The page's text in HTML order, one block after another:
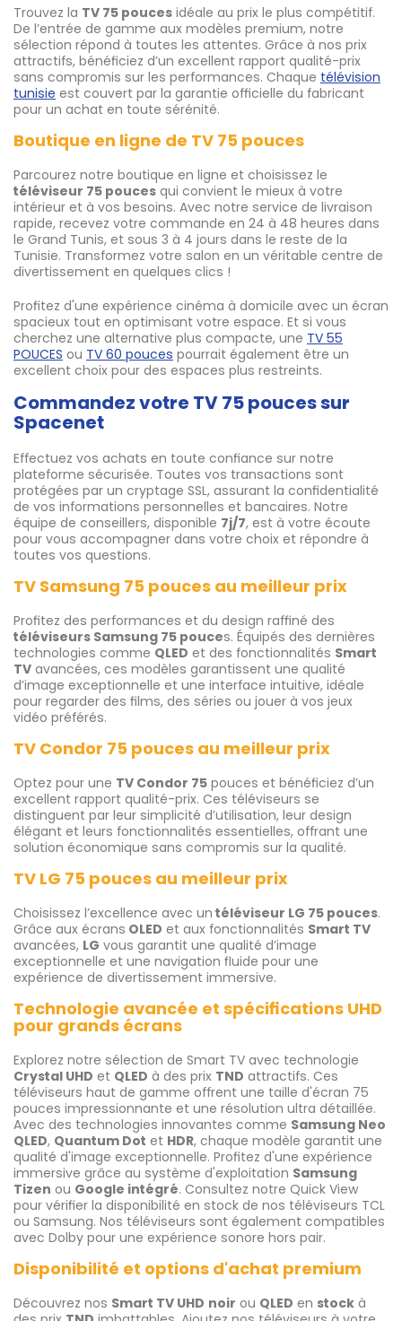
Trouvez la TV 75 pouces idéale au prix le plus compétitif.
De l’entrée de gamme aux modèles premium, notre
sélection répond à toutes les attentes. Grâce à nos prix
attractifs, bénéficiez d’un excellent rapport qualité-prix
sans compromis sur les performances. Chaque télévision
tunisie est couvert par la garantie officielle du fabricant
pour un achat en toute sérénité.
Boutique en ligne de TV 75 pouces
Parcourez notre boutique en ligne et choisissez le
téléviseur 75 pouces qui convient le mieux à votre
intérieur et à vos besoins. Avec notre service de livraison
rapide, recevez votre commande en 24 à 48 heures dans
le Grand Tunis, et sous 3 à 4 jours dans le reste de la
Tunisie. Transformez votre salon en un véritable centre de
divertissement en quelques clics !
Profitez d'une expérience cinéma à domicile avec un écran
spacieux tout en optimisant votre espace. Et si vous
cherchez une alternative plus compacte, une TV 55
POUCES ou TV 60 pouces pourrait également être un
excellent choix pour des espaces plus restreints.
Commandez votre TV 75 pouces sur
Spacenet
Effectuez vos achats en toute confiance sur notre
plateforme sécurisée. Toutes vos transactions sont
protégées par un cryptage SSL, assurant la confidentialité
de vos informations personnelles et bancaires. Notre
équipe de conseillers, disponible 7j/7, est à votre écoute
pour vous accompagner dans votre choix et répondre à
toutes vos questions.
TV Samsung 75 pouces au meilleur prix
Profitez des performances et du design raffiné des
téléviseurs Samsung 75 pouces. Équipés des dernières
technologies comme QLED et des fonctionnalités Smart
TV avancées, ces modèles garantissent une qualité
d’image exceptionnelle et une interface intuitive, idéale
pour regarder des films, des séries ou jouer à vos jeux
vidéo préférés.
TV Condor 75 pouces au meilleur prix
Optez pour une TV Condor 75 pouces et bénéficiez d’un
excellent rapport qualité-prix. Ces téléviseurs se
distinguent par leur simplicité d’utilisation, leur design
élégant et leurs fonctionnalités essentielles, offrant une
solution économique sans compromis sur la qualité.
TV LG 75 pouces au meilleur prix
Choisissez l’excellence avec un téléviseur LG 75 pouces.
Grâce aux écrans OLED et aux fonctionnalités Smart TV
avancées, LG vous garantit une qualité d’image
exceptionnelle et une navigation fluide pour une
expérience de divertissement immersive.
Technologie avancée et spécifications UHD
pour grands écrans
Explorez notre sélection de Smart TV avec technologie
Crystal UHD et QLED à des prix TND attractifs. Ces
téléviseurs haut de gamme offrent une taille d'écran 75
pouces impressionnante et une résolution ultra détaillée.
Avec des technologies innovantes comme Samsung Neo
QLED, Quantum Dot et HDR, chaque modèle garantit une
qualité d'image exceptionnelle. Profitez d'une expérience
immersive grâce au système d'exploitation Samsung
Tizen ou Google intégré. Consultez notre Quick View
pour vérifier la disponibilité en stock de nos téléviseurs TCL
ou Samsung. Nos téléviseurs sont également compatibles
avec Dolby pour une expérience sonore hors pair.
Disponibilité et options d'achat premium
Découvrez nos Smart TV UHD noir ou QLED en stock à